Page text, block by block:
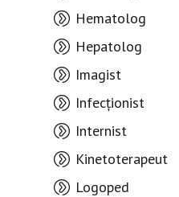
Hematolog
Hepatolog
Imagist
Infecționist
Internist
Kinetoterapeut
Logoped